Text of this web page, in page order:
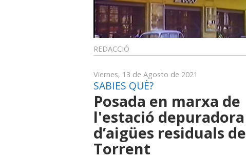
REDACCIÓ
Viernes, 13 de Agosto de 2021
SABIES QUÈ?
Posada en marxa de
l'estació depuradora
d’aigües residuals de
Torrent